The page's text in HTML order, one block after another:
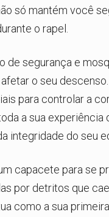
só mantém você
o rapel.
de segurança e
o seu
para controlar a
a sua experiência
integridade do seu
capacete para se
por detritos que
como a sua